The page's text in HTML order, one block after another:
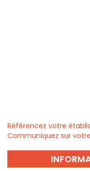
Référencez votre
Communiquez sur